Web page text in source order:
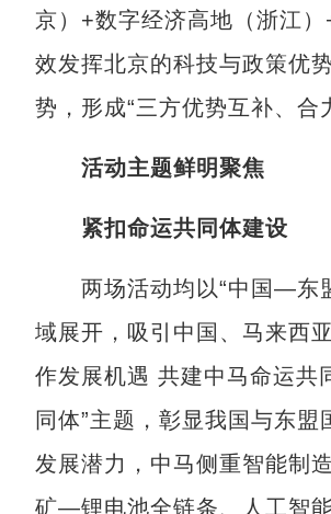
京）+数字经济高地（浙江
效发挥北京的科技与政策优
势，形成“三方优势互补、合
活动主题鲜明聚焦
紧扣命运共同体建设
两场活动均以“中国—东盟
域展开，吸引中国、马来西
作发展机遇 共建中马命运共
同体”主题，彰显我国与东
发展潜力，中马侧重智能制
矿—锂电池全链条、人工智